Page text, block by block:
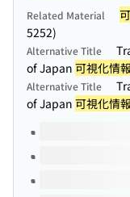
Related Material
5252)
Alternative Title
of Japan 可視化情
Alternative Title
of Japan 可視化情
Volumes of this title